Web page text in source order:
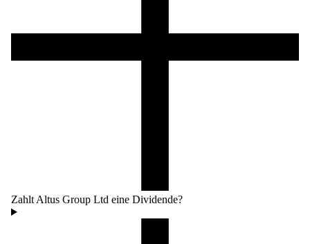
Zahlt Altus Group Ltd eine Dividende?